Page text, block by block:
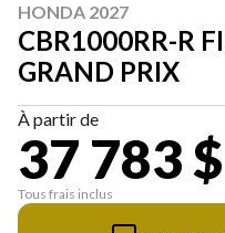
HONDA 2027
CBR1000RR-R
GRAND PRIX
À partir de
37 783 $
Tous frais inclus